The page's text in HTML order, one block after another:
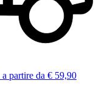
a partire da € 59,90